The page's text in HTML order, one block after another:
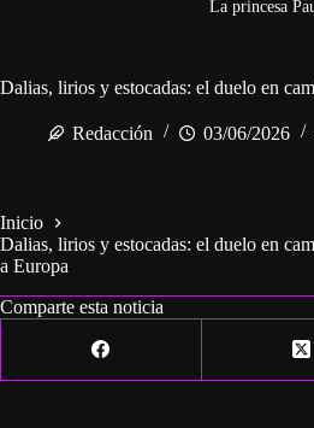
La princesa
Dalias, lirios y estocadas: el duelo en
Redacción 03/06/2026
Inicio
Dalias, lirios y estocadas: el duelo en
a Europa
Comparte esta noticia